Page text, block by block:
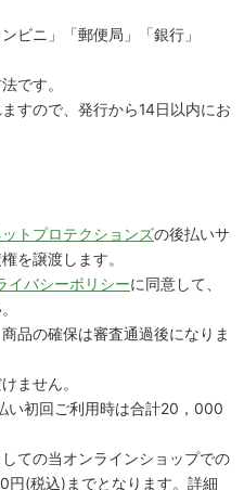
ビニ」「郵便局」「銀行」
です。
すので、発行から14日以内にお
トプロテクションズの後払いサ
を譲渡します。
イバシーポリシーに同意して、
品の確保は審査通過後になりま
ません。
い初回ご利用時は合計20，000
ての当オンラインショップでの
(税込)までとなります。詳細